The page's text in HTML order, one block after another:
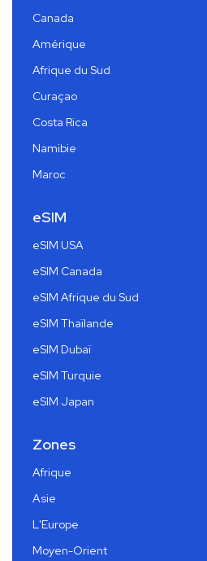
Canada
Amérique
Afrique du Sud
Curaçao
Costa Rica
Namibie
Maroc
eSIM
eSIM USA
eSIM Canada
eSIM Afrique du Sud
eSIM Thaïlande
eSIM Dubaï
eSIM Turquie
eSIM Japan
Zones
Afrique
Asie
L'Europe
Moyen-Orient